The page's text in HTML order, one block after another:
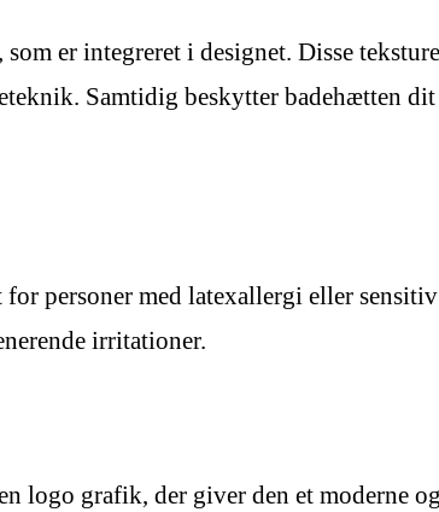
er integreret i designet. Disse
Samtidig beskytter badehætten
personer med latexallergi eller
irritationer.
logo grafik, der giver den et moderne